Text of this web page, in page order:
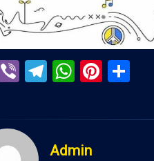
ViberTelegram
Admin